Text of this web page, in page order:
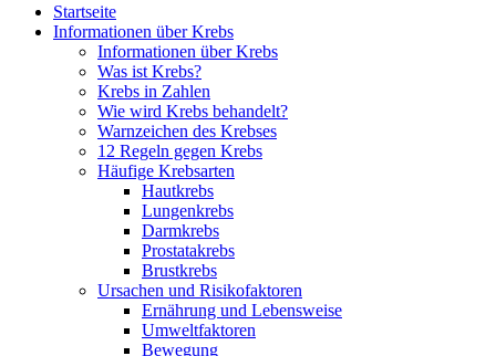
Startseite
Informationen über Krebs
Informationen über Krebs
Was ist Krebs?
Krebs in Zahlen
Wie wird Krebs behandelt?
Warnzeichen des Krebses
12 Regeln gegen Krebs
Häufige Krebsarten
Hautkrebs
Lungenkrebs
Darmkrebs
Prostatakrebs
Brustkrebs
Ursachen und Risikofaktoren
Ernährung und Lebensweise
Umweltfaktoren
Bewegung